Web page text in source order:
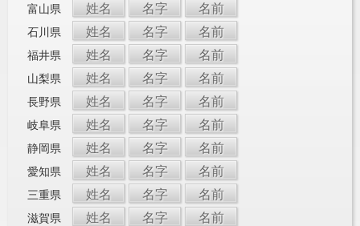
富山県 姓名 名字 名前
石川県 姓名 名字 名前
福井県 姓名 名字 名前
山梨県 姓名 名字 名前
長野県 姓名 名字 名前
岐阜県 姓名 名字 名前
静岡県 姓名 名字 名前
愛知県 姓名 名字 名前
三重県 姓名 名字 名前
滋賀県 姓名 名字 名前